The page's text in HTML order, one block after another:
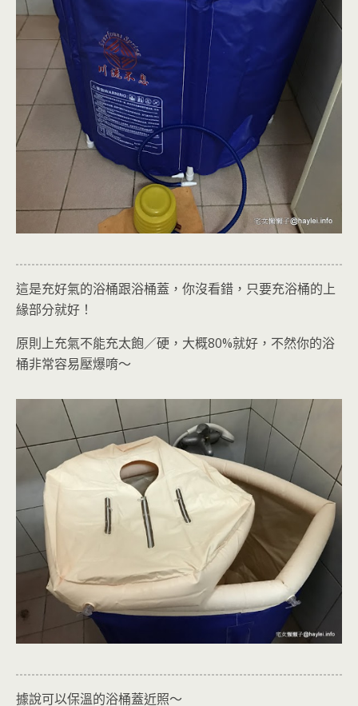
這是充好氣的浴桶跟浴桶蓋，你沒看錯，只要充浴桶的上
緣部分就好！
原則上充氣不能充太飽／硬，大概80%就好，不然你的浴
桶非常容易壓爆唷～
據說可以保溫的浴桶蓋近照～